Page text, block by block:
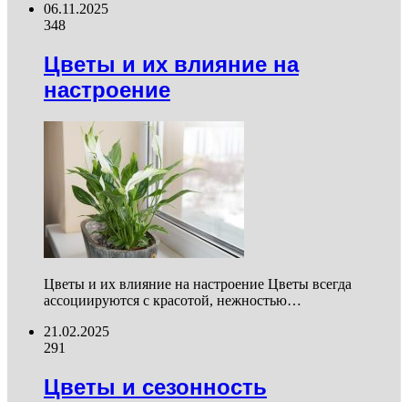
06.11.2025
348
Цветы и их влияние на
настроение
Цветы и их влияние на настроение Цветы всегда
ассоциируются с красотой, нежностью…
21.02.2025
291
Цветы и сезонность